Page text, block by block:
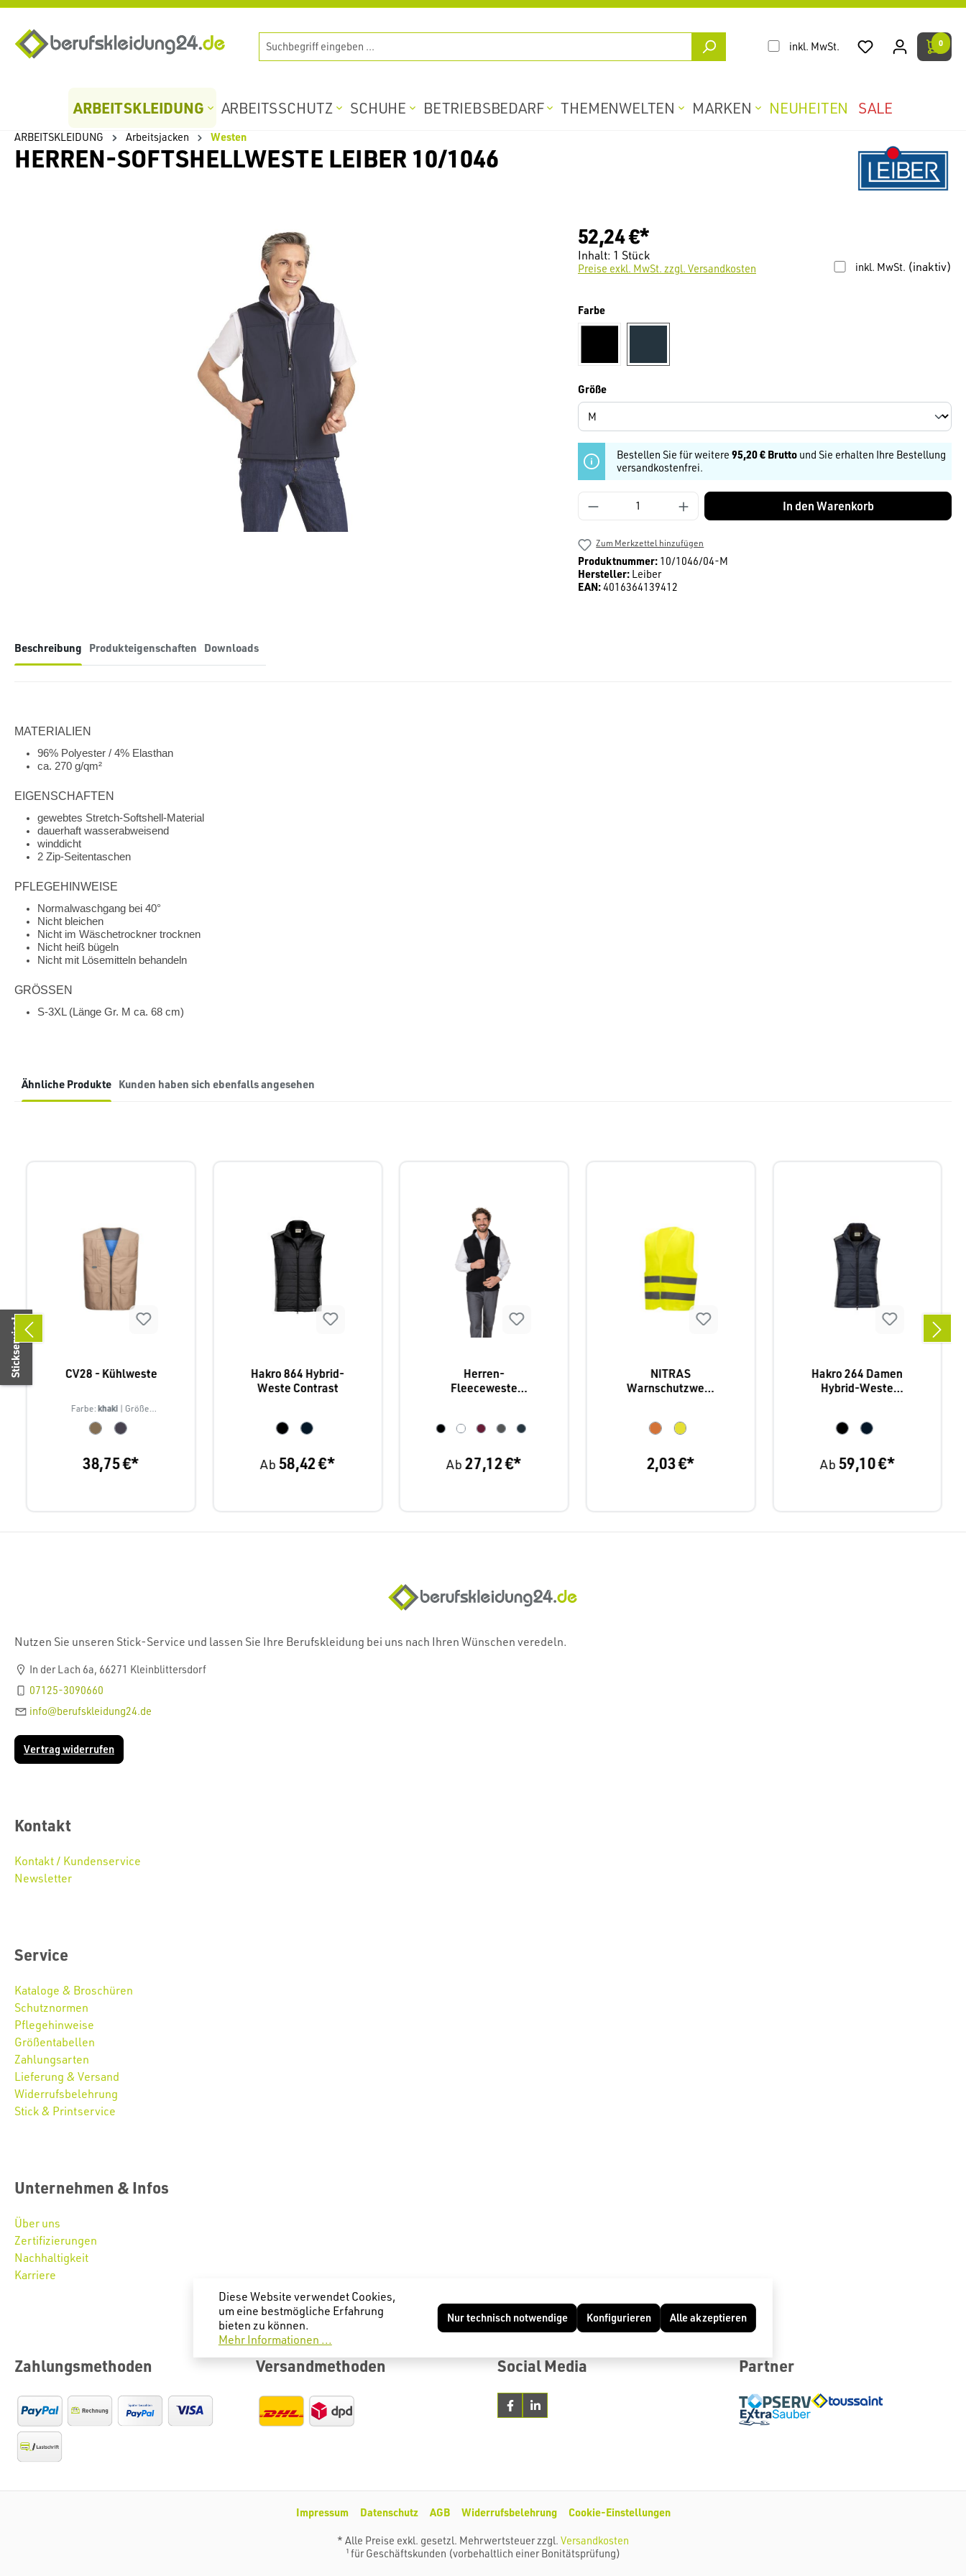
inkl. MwSt. 0
ARBEITSKLEIDUNG ARBEITSSCHUTZ SCHUHE BETRIEBSBEDARF THEMENWELTEN MARKEN NEUHEITEN SALE
ARBEITSKLEIDUNG Arbeitsjacken Westen
HERREN-SOFTSHELLWESTE LEIBER 10/1046
52,24 €*
Inhalt: 1 Stück
inkl. MwSt. (inaktiv)
Preise exkl. MwSt. zzgl. Versandkosten
Farbeauswählen
Größeauswählen
Bestellen Sie für weitere 95,20 € Brutto und Sie erhalten Ihre Bestellung
versandkostenfrei.
Produkt Anzahl: Gib den gewünschten Wert ein
In den Warenkorb
Zum Merkzettel hinzufügen
Produktnummer: 10/1046/04-M
Hersteller: Leiber
EAN:4016364139412
Beschreibung Produkteigenschaften Downloads
MATERIALIEN
96% Polyester / 4% Elasthan
ca. 270 g/qm²
EIGENSCHAFTEN
gewebtes Stretch-Softshell-Material
dauerhaft wasserabweisend
winddicht
2 Zip-Seitentaschen
PFLEGEHINWEISE
Normalwaschgang bei 40°
Nicht bleichen
Nicht im Wäschetrockner trocknen
Nicht heiß bügeln
Nicht mit Lösemitteln behandeln
GRÖSSEN
S-3XL (Länge Gr. M ca. 68 cm)
Ähnliche Produkte Kunden haben sich ebenfalls angesehen
CV28 - Kühlweste
Farbe: khaki | Größe:
38,75 €*
Hakro 864 Hybrid-
Weste Contrast
Ab 58,42 €*
Herren-
Fleeceweste
Ab27,12 €*
NITRAS
Warnschutzwest
2,03 €*
Hakro 264 Damen
Hybrid-Weste
Ab 59,10 €*
Nutzen Sie unseren Stick-Service und lassen Sie Ihre Berufskleidung bei uns nach Ihren Wünschen veredeln.
In der Lach 6a, 66271 Kleinblittersdorf
07125-3090660
info@berufskleidung24.de
Vertrag widerrufen
Kontakt
Kontakt / Kundenservice
Newsletter
Service
Kataloge & Broschüren
Schutznormen
Pflegehinweise
Größentabellen
Zahlungsarten
Lieferung & Versand
Widerrufsbelehrung
Stick & Printservice
Unternehmen & Infos
Über uns
Zertifizierungen
Nachhaltigkeit
Karriere
Zahlungsmethoden Versandmethoden Social Media Partner
Impressum Datenschutz AGB Widerrufsbelehrung Cookie-Einstellungen
* Alle Preise exkl. gesetzl. Mehrwertsteuer zzgl. Versandkosten
¹ für Geschäftskunden (vorbehaltlich einer Bonitätsprüfung)
Stickservice!
Diese Website verwendet Cookies,
um eine bestmögliche Erfahrung
bieten zu können.
Mehr Informationen ...
Nur technisch notwendige Konfigurieren Alle akzeptieren